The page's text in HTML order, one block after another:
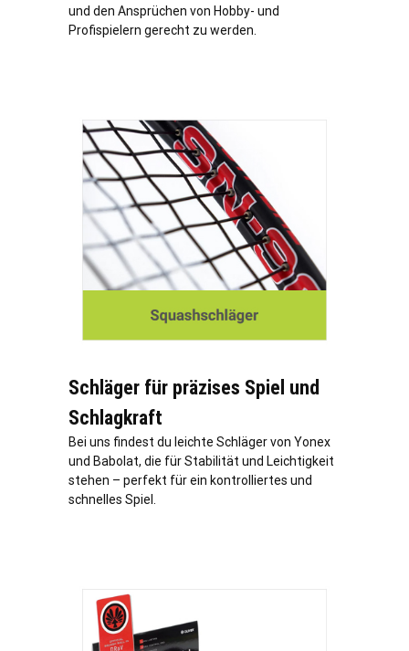
und den Ansprüchen von Hobby- und
Profispielern gerecht zu werden.
Schläger für präzises Spiel und
Schlagkraft
Bei uns findest du leichte Schläger von Yonex
und Babolat, die für Stabilität und Leichtigkeit
stehen – perfekt für ein kontrolliertes und
schnelles Spiel.